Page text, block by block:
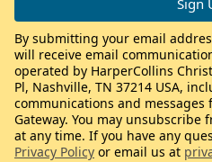
By submitting your email
will receive email
operated by HarperCollins
Pl, Nashville, TN 37214 USA,
communications and
Gateway. You may unsubscribe
at any time. If you have any
Privacy Policy or email us at